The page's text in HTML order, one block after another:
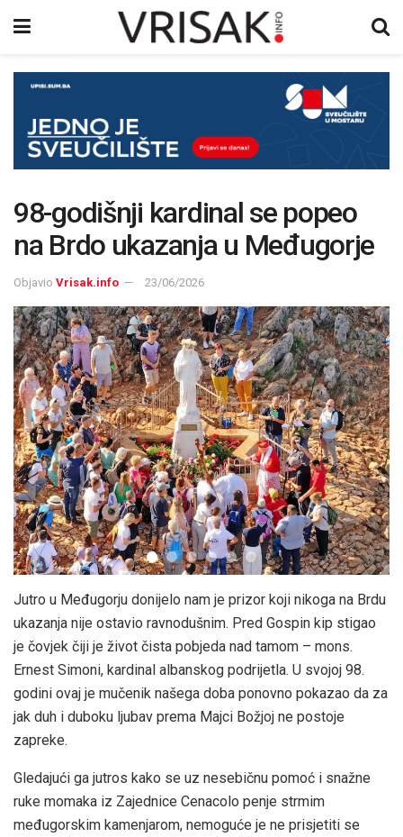
98-godišnji kardinal se popeo
na Brdo ukazanja u Međugorje
Objavio Vrisak.info 23/06/2026
Jutro u Međugorju donijelo nam je prizor koji nikoga na Brdu
ukazanja nije ostavio ravnodušnim. Pred Gospin kip stigao
je čovjek čiji je život čista pobjeda nad tamom – mons.
Ernest Simoni, kardinal albanskog podrijetla. U svojoj 98.
godini ovaj je mučenik našega doba ponovno pokazao da za
jak duh i duboku ljubav prema Majci Božjoj ne postoje
zapreke.
Gledajući ga jutros kako se uz nesebičnu pomoć i snažne
ruke momaka iz Zajednice Cenacolo penje strmim
međugorskim kamenjarom, nemoguće je ne prisjetiti se